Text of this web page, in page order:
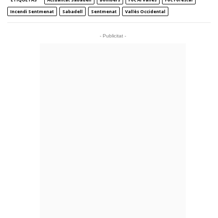
Incendi Sentmenat
Sabadell Sentmenat Vallès Occidental
- Publicitat -